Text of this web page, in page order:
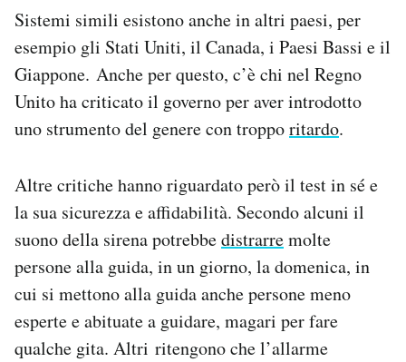
Sistemi simili esistono anche in altri paesi, per
esempio gli Stati Uniti, il Canada, i Paesi Bassi e il
Giappone. Anche per questo, c’è chi nel Regno
Unito ha criticato il governo per aver introdotto
uno strumento del genere con tropporitardo.
Altre critiche hanno riguardato però il test in sé e
la sua sicurezza e affidabilità. Secondo alcuni il
suono della sirena potrebbedistrarremolte
persone alla guida, in un giorno, la domenica, in
cui si mettono alla guida anche persone meno
esperte e abituate a guidare, magari per fare
qualche gita. Altri ritengono che l’allarme